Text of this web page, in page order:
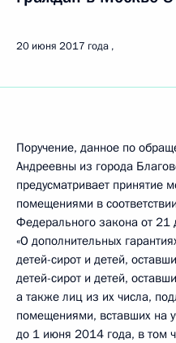
20 июня 2017 года
Поручение, данное по
Андреевны из города
предусматривает
помещениями в
Федерального закона от
«О дополнительных
детей-сирот и детей,
детей-сирот и детей,
а также лиц из их числа,
помещениями, вставших на
до 1 июня 2014 года, в том